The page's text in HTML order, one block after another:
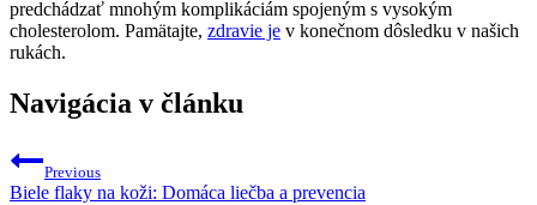
predchádzať mnohým komplikáciám spojeným s vysokým
cholesterolom. Pamätajte, zdravie je v konečnom dôsledku v našich
rukách.
Navigácia v článku
Previous
Biele flaky na koži: Domáca liečba a prevencia